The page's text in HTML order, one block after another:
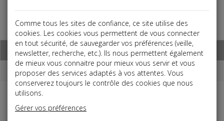
Base documentaire
Dépêches
Social
Comme tous les sites de confiance, ce site utilise des
cookies. Les cookies vous permettent de vous connecter
en tout sécurité, de sauvegarder vos préférences (veille,
newsletter, recherche, etc.). Ils nous permettent également
de mieux vous connaitre pour mieux vous servir et vous
proposer des services adaptés à vos attentes. Vous
conserverez toujours le contrôle des cookies que nous
utilisons.
Gérer vos préférences